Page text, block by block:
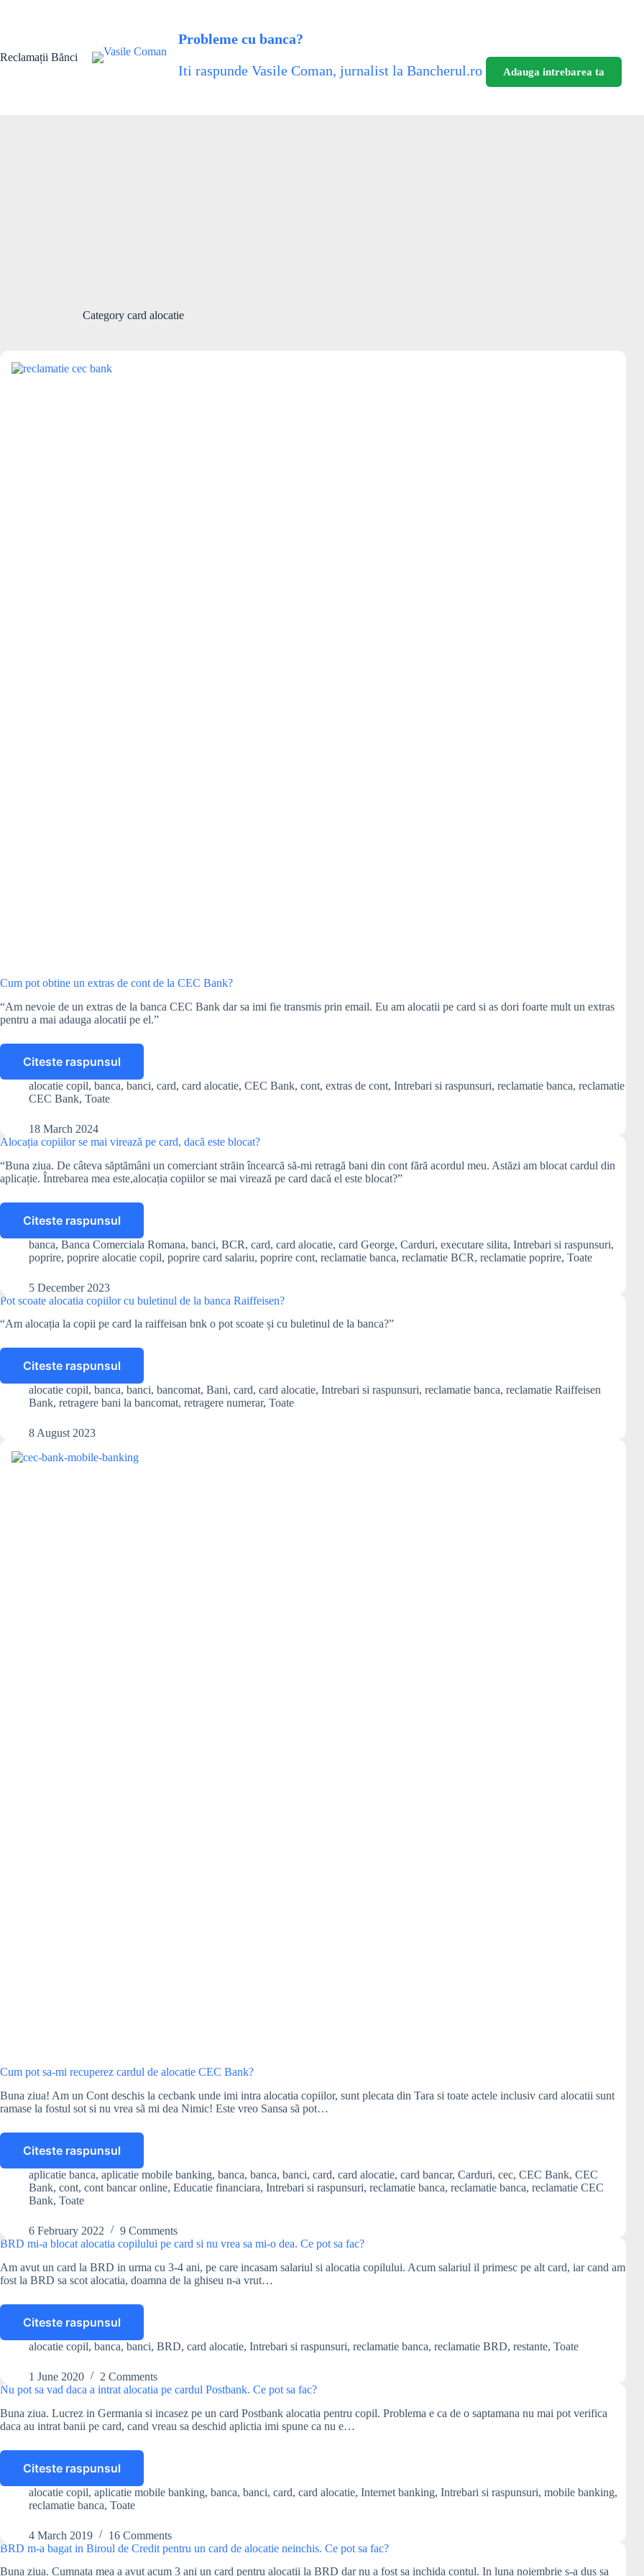
Reclamații Bănci
Probleme cu banca?
Iti raspunde Vasile Coman, jurnalist la Bancherul.ro
Adauga intrebarea ta
Category card alocatie
Cum pot obtine un extras de cont de la CEC Bank?
“Am nevoie de un extras de la banca CEC Bank dar sa imi fie transmis prin email. Eu am alocatii pe card si as dori foarte mult un extras
pentru a mai adauga alocatii pe el.”
Citeste raspunsul
Cum
pot
obtine
extras
de
de
la
alocatie copil, banca, banci, card, card alocatie, CEC Bank, cont, extras de cont, Intrebari si raspunsuri, reclamatie banca, reclamatie
CEC Bank, Toate
18 March 2024
Alocația copiilor se mai virează pe card, dacă este blocat?
“Buna ziua. De câteva săptămâni un comerciant străin încearcă să-mi retragă bani din cont fără acordul meu. Astăzi am blocat cardul din
aplicație. Întrebarea mea este,alocația copiilor se mai virează pe card dacă el este blocat?”
Citeste raspunsul
Alocația
copiilor
se
virează
pe
dacă
banca, Banca Comerciala Romana, banci, BCR, card, card alocatie, card George, Carduri, executare silita, Intrebari si raspunsuri,
poprire, poprire alocatie copil, poprire card salariu, poprire cont, reclamatie banca, reclamatie BCR, reclamatie poprire, Toate
5 December 2023
Pot scoate alocatia copiilor cu buletinul de la banca Raiffeisen?
“Am alocația la copii pe card la raiffeisan bnk o pot scoate și cu buletinul de la banca?”
Citeste raspunsul
Pot
scoate
alocatia
cu
de
alocatie copil, banca, banci, bancomat, Bani, card, card alocatie, Intrebari si raspunsuri, reclamatie banca, reclamatie Raiffeisen
Bank, retragere bani la bancomat, retragere numerar, Toate
8 August 2023
Cum pot sa-mi recuperez cardul de alocatie CEC Bank?
Buna ziua! Am un Cont deschis la cecbank unde imi intra alocatia copiilor, sunt plecata din Tara si toate actele inclusiv card alocatii sunt
ramase la fostul sot si nu vrea sã mi dea Nimic! Este vreo Sansa sã pot…
Citeste raspunsul
Cum
pot
sa-
mi
cardul
de
CEC
Bank?
aplicatie banca, aplicatie mobile banking, banca, banca, banci, card, card alocatie, card bancar, Carduri, cec, CEC Bank, CEC
Bank, cont, cont bancar online, Educatie financiara, Intrebari si raspunsuri, reclamatie banca, reclamatie banca, reclamatie CEC
Bank, Toate
6 February 2022
9 Comments
BRD mi-a blocat alocatia copilului pe card si nu vrea sa mi-o dea. Ce pot sa fac?
Am avut un card la BRD in urma cu 3-4 ani, pe care incasam salariul si alocatia copilului. Acum salariul il primesc pe alt card, iar cand am
fost la BRD sa scot alocatia, doamna de la ghiseu n-a vrut…
Citeste raspunsul
BRD
mi-
a
blocat
alocatia
pe
card
vrea
sa
mi-
dea.
Ce
sa
alocatie copil, banca, banci, BRD, card alocatie, Intrebari si raspunsuri, reclamatie banca, reclamatie BRD, restante, Toate
1 June 2020
2 Comments
Nu pot sa vad daca a intrat alocatia pe cardul Postbank. Ce pot sa fac?
Buna ziua. Lucrez in Germania si incasez pe un card Postbank alocatia pentru copil. Problema e ca de o saptamana nu mai pot verifica
daca au intrat banii pe card, cand vreau sa deschid aplictia imi spune ca nu e…
Citeste raspunsul
Nu
pot
sa
daca
a
alocatie copil, aplicatie mobile banking, banca, banci, card, card alocatie, Internet banking, Intrebari si raspunsuri, mobile banking,
reclamatie banca, Toate
4 March 2019
16 Comments
BRD m-a bagat in Biroul de Credit pentru un card de alocatie neinchis. Ce pot sa fac?
Buna ziua. Cumnata mea a avut acum 3 ani un card pentru alocatii la BRD dar nu a fost sa inchida contul. In luna noiembrie s-a dus sa